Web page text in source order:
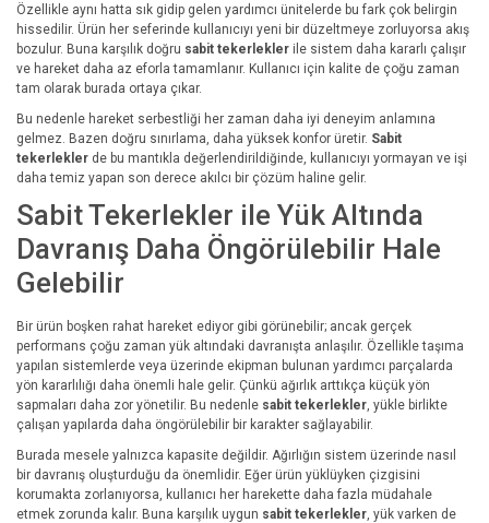
Özellikle aynı hatta sık gidip gelen yardımcı ünitelerde bu fark çok belirgin
hissedilir. Ürün her seferinde kullanıcıyı yeni bir düzeltmeye zorluyorsa akış
bozulur. Buna karşılık doğru sabit tekerlekler ile sistem daha kararlı çalışır
ve hareket daha az eforla tamamlanır. Kullanıcı için kalite de çoğu zaman
tam olarak burada ortaya çıkar.
Bu nedenle hareket serbestliği her zaman daha iyi deneyim anlamına
gelmez. Bazen doğru sınırlama, daha yüksek konfor üretir. Sabit
tekerlekler de bu mantıkla değerlendirildiğinde, kullanıcıyı yormayan ve işi
daha temiz yapan son derece akılcı bir çözüm haline gelir.
Sabit Tekerlekler ile Yük Altında
Davranış Daha Öngörülebilir Hale
Gelebilir
Bir ürün boşken rahat hareket ediyor gibi görünebilir; ancak gerçek
performans çoğu zaman yük altındaki davranışta anlaşılır. Özellikle taşıma
yapılan sistemlerde veya üzerinde ekipman bulunan yardımcı parçalarda
yön kararlılığı daha önemli hale gelir. Çünkü ağırlık arttıkça küçük yön
sapmaları daha zor yönetilir. Bu nedenle sabit tekerlekler, yükle birlikte
çalışan yapılarda daha öngörülebilir bir karakter sağlayabilir.
Burada mesele yalnızca kapasite değildir. Ağırlığın sistem üzerinde nasıl
bir davranış oluşturduğu da önemlidir. Eğer ürün yüklüyken çizgisini
korumakta zorlanıyorsa, kullanıcı her harekette daha fazla müdahale
etmek zorunda kalır. Buna karşılık uygun sabit tekerlekler, yük varken de